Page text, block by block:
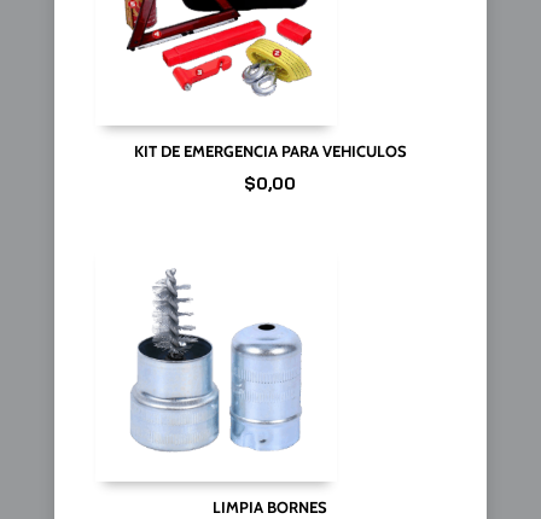
KIT DE EMERGENCIA PARA VEHICULOS
$0,00
LIMPIA BORNES